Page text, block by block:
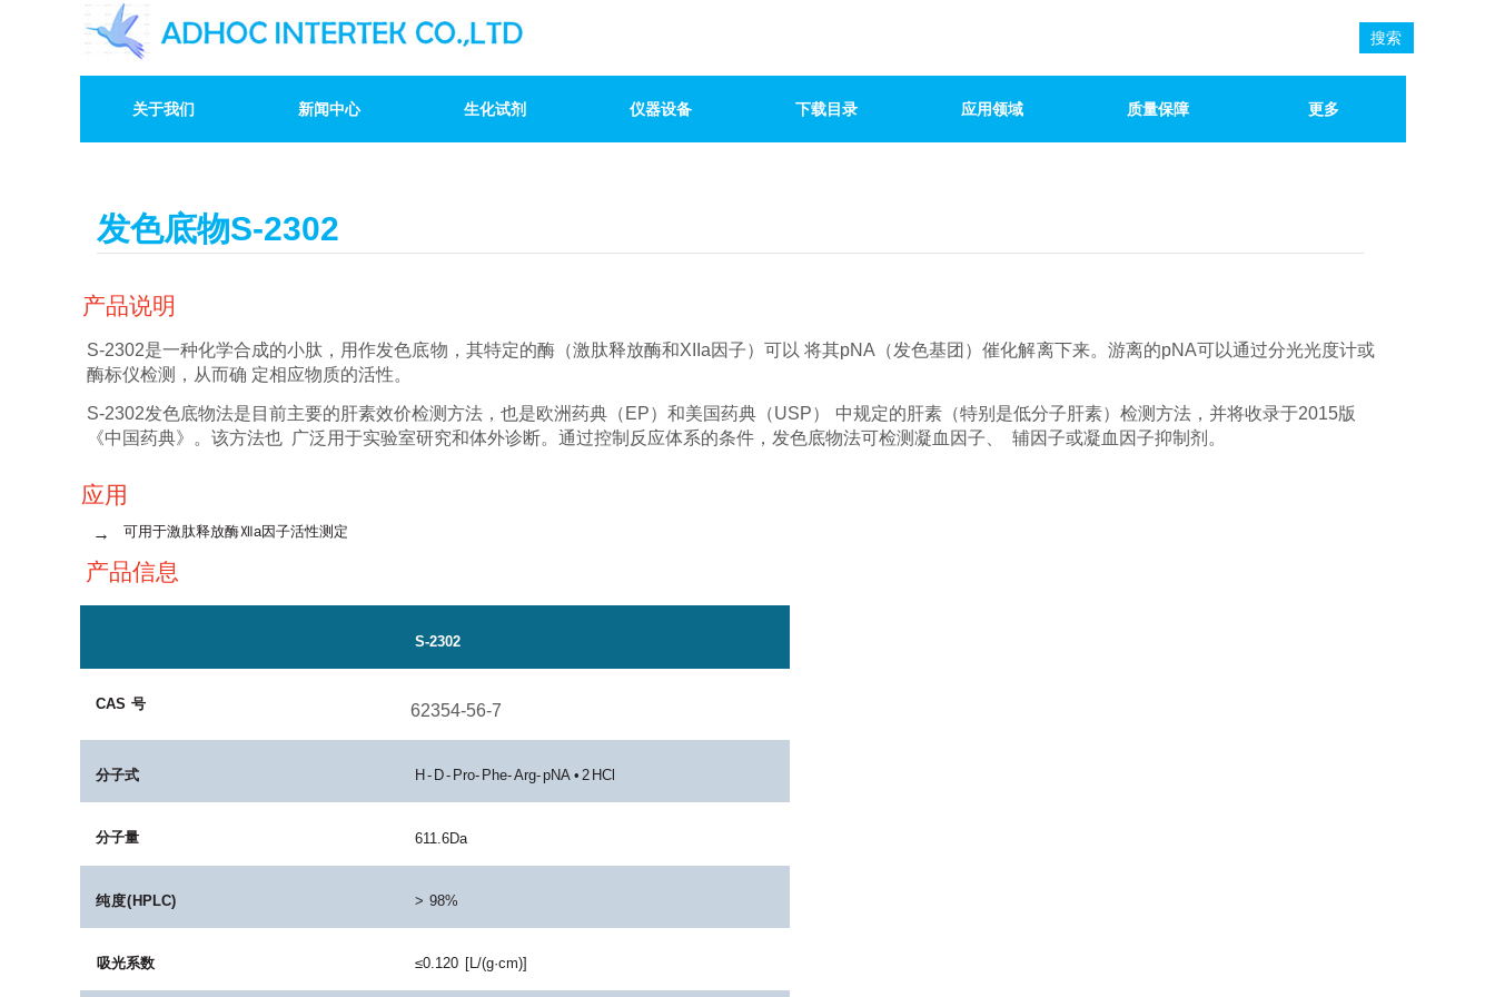
搜索
关于我们 新闻中心 生化试剂 仪器设备 下载目录 应用领域 质量保障 更多
发色底物S-2302
产品说明
S-2302是一种化学合成的小肽，用作发色底物，其特定的酶（激肽释放酶和XIIa因子）可以 将其pNA（发色基团）催化解离下来。游离的pNA可以通过分光光度计或
酶标仪检测，从而确 定相应物质的活性。
S-2302发色底物法是目前主要的肝素效价检测方法，也是欧洲药典（EP）和美国药典（USP） 中规定的肝素（特别是低分子肝素）检测方法，并将收录于2015版
《中国药典》。该方法也 广泛用于实验室研究和体外诊断。通过控制反应体系的条件，发色底物法可检测凝血因子、 辅因子或凝血因子抑制剂。
应用
→ 可用于激肽释放酶Ⅻa因子活性测定
产品信息
S-2302
CAS 号 62354-56-7
分子式 H-D- Pro- Phe-Arg-pNA • 2 HCl
分子量 611.6Da
纯度( HPLC) > 98%
吸光系数 ≤0.120 [L/(g·cm)]